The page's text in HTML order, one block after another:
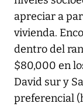
apreciar a
vivienda.
dentro del
$80,000 en
David sur y
preferencial